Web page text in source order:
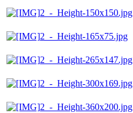
2_-_Height-150x150.jpg
2_-_Height-165x75.jpg
2_-_Height-265x147.jpg
2_-_Height-300x169.jpg
2_-_Height-360x200.jpg